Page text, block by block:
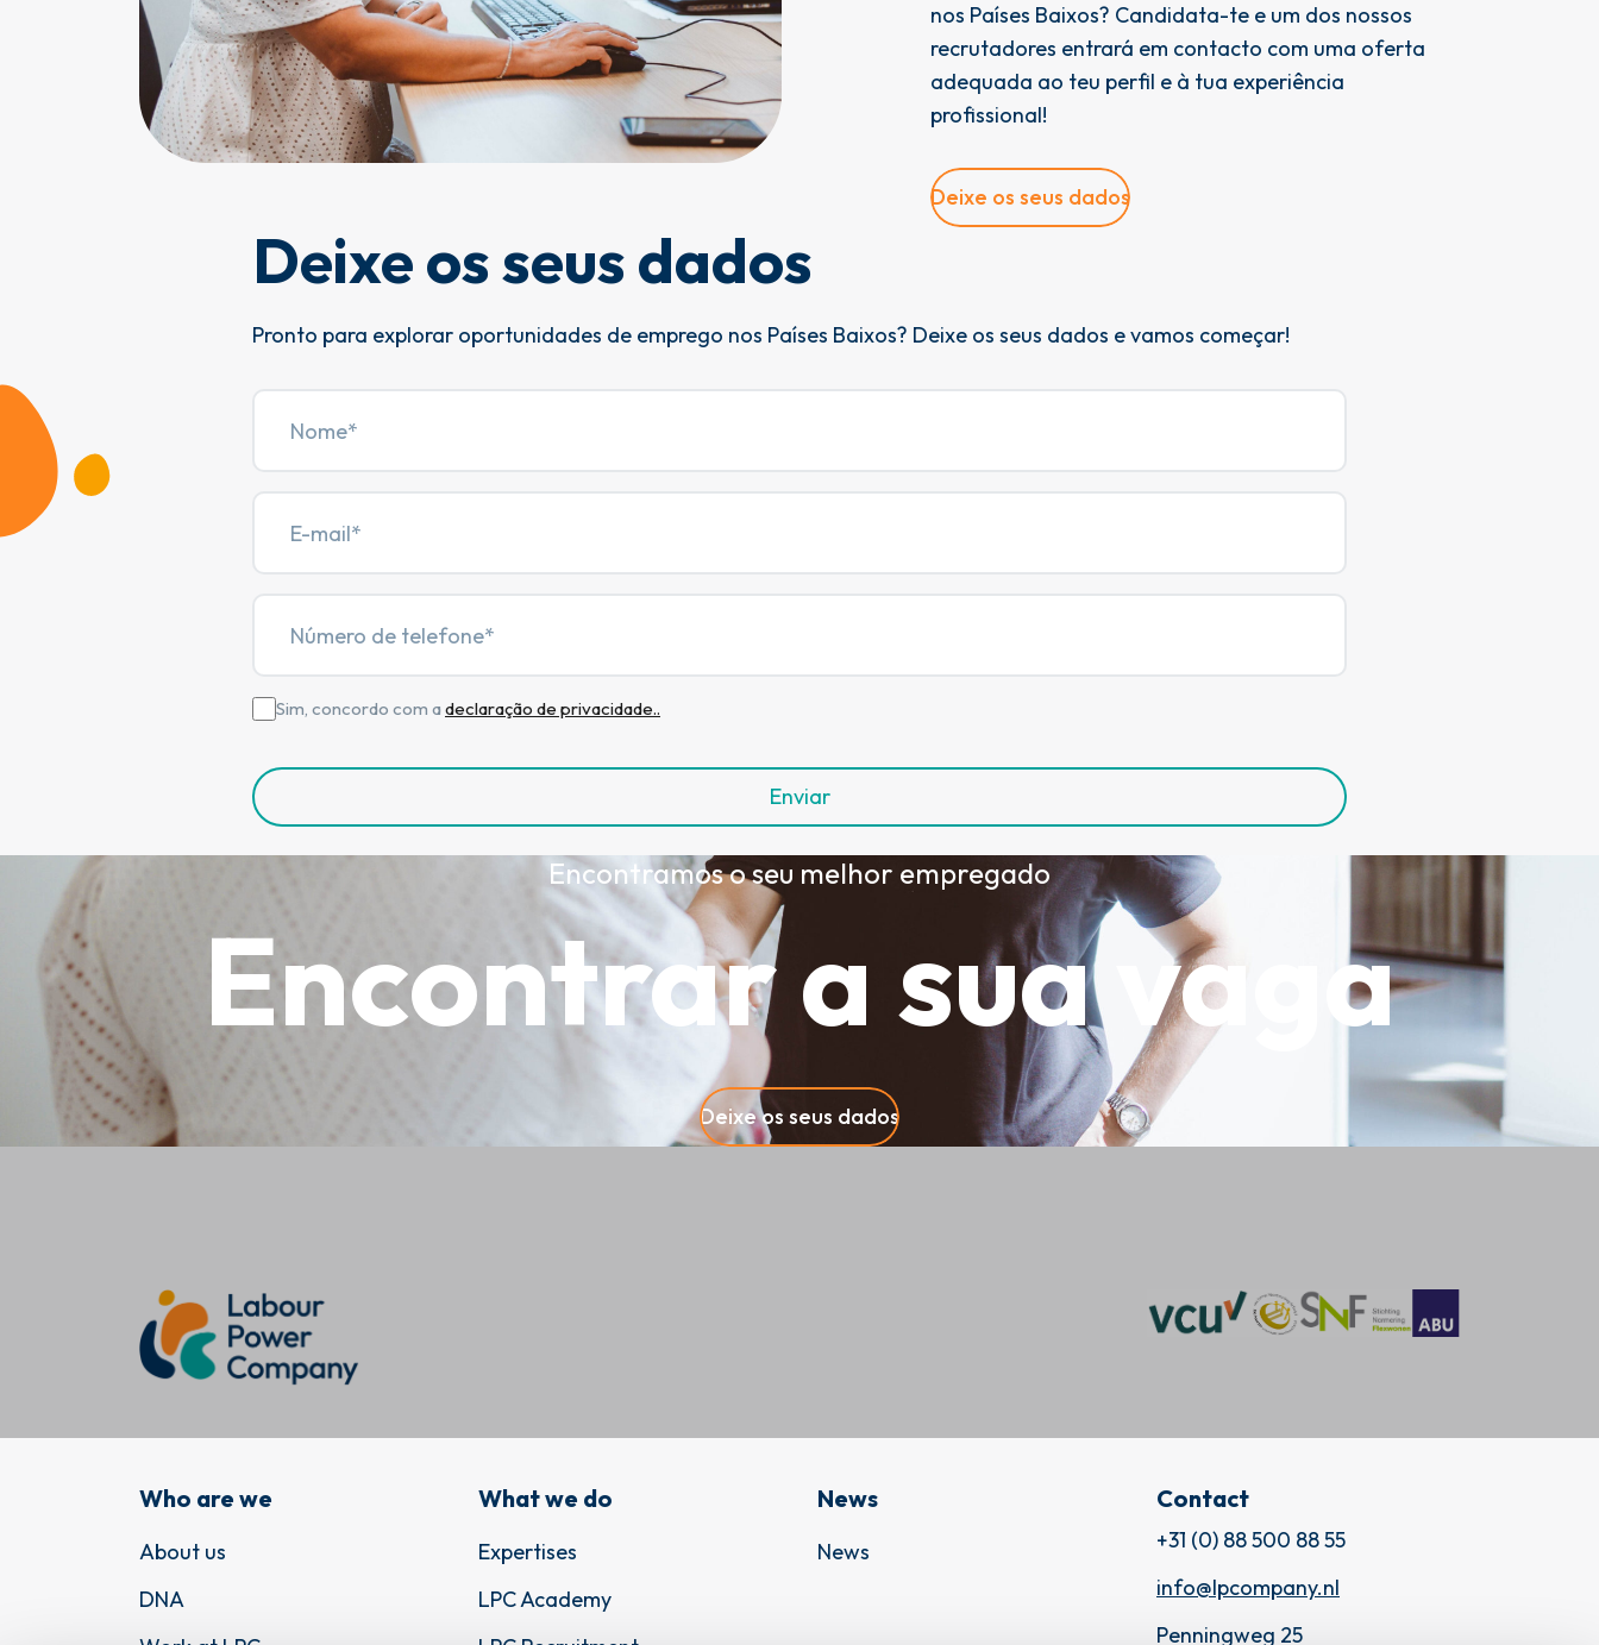
Search for:
nos Países Baixos? Candidata-te e um dos nossos
recrutadores entrará em contacto com uma oferta
adequada ao teu perfil e à tua experiência
profissional!
Deixe os seus dados
Deixe os seus dados
Pronto para explorar oportunidades de emprego nos Países Baixos? Deixe os seus dados e vamos começar!
Instemming
Sim, concordo com adeclaração de privacidade..
Encontramos o seu melhor empregado
Encontrar a sua vaga
Deixe os seus dados
Who are we
About us
DNA
What we do
Expertises
LPC Academy
News
News
Contact
+31 (0) 88 500 88 55
info@lpcompany.nl
Penningweg 25